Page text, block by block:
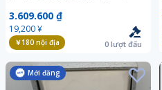
3.609.600 ₫
19,200 ¥
￥180nội địa 0 lượt đấu
Mới đăng